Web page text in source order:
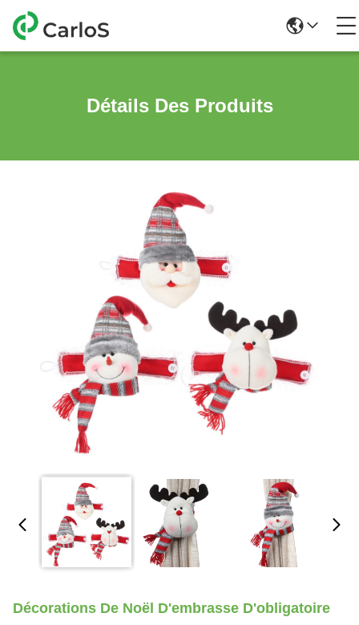
Détails Des Produits
Décorations De Noël D'embrasse D'obligatoire